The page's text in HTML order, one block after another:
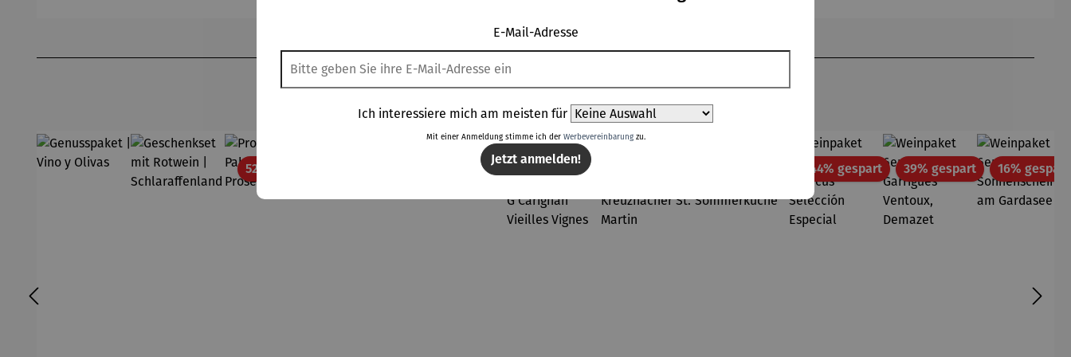
Topseller aus der Kategorie Wein
52% gespart 30% gespartRabatt36% gespart Rabatt44% gespartRabatt39% gespartRabatt16% gespart
E-Mail-Adresse
Ich interessiere mich am meisten für
Mit einer Anmeldung stimme ich der Werbevereinbarungzu.
Jetzt anmelden!